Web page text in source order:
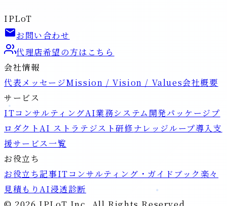
IPLoT
お問い合わせ
代理店希望の方はこちら
会社情報
代表メッセージMission / Vision / Values会社概要
サービス
ITコンサルティングAI業務システム開発パッケージプ
ロダクトAI ストラテジスト研修ナレッジループ導入支
援サービス一覧
お役立ち
お役立ち記事ITコンサルティング・ガイドブック 楽々
見積もりAI浸透診断